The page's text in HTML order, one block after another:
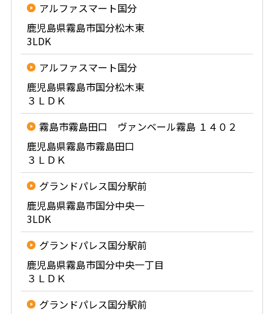
アルファスマート国分
鹿児島県霧島市国分松木東
3LDK
アルファスマート国分
鹿児島県霧島市国分松木東
３ＬＤＫ
霧島市霧島田口 ヴァンベール霧島 １４０２
鹿児島県霧島市霧島田口
３ＬＤＫ
グランドパレス国分駅前
鹿児島県霧島市国分中央一
3LDK
グランドパレス国分駅前
鹿児島県霧島市国分中央一丁目
３ＬＤＫ
グランドパレス国分駅前